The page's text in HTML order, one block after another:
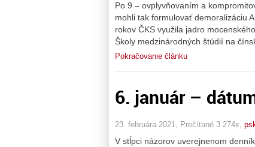
Po 9 – ovplyvňovaním a
mohli tak formulovať demoralizáciu
rokov ČKS využila jadro
Školy medzinárodných štúdií na
Pokračovanie článku
6. január –
23. februára 2021, Prečítané 3 274x,
V stĺpci názorov uverejnenom